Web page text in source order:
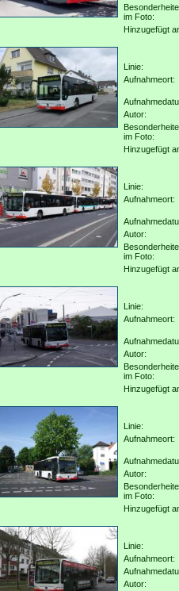
im Foto:
Hinzugefügt
Linie:
Aufnahmeort:
Autor:
im Foto:
Hinzugefügt
Linie:
Aufnahmeort:
Autor:
im Foto:
Hinzugefügt
Linie:
Aufnahmeort:
Autor:
im Foto:
Hinzugefügt
Linie:
Aufnahmeort:
Autor:
im Foto:
Hinzugefügt
Linie:
Aufnahmeort:
Autor: